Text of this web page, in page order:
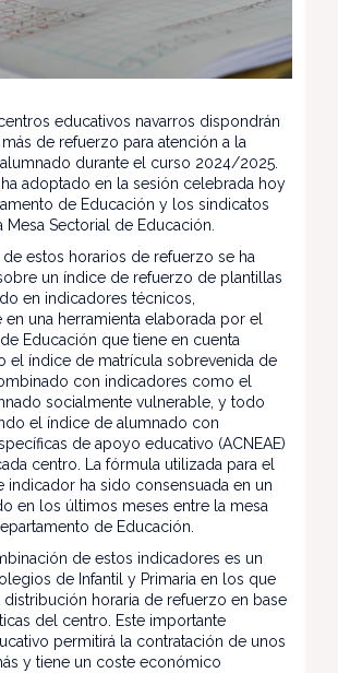
educativos navarros dispondrán
de refuerzo para atención a la
durante el curso 2024/2025.
ha adoptado en la sesión celebrada hoy
de Educación y los sindicatos
Mesa Sectorial de Educación.
de estos horarios de refuerzo se ha
un índice de refuerzo de plantillas
en indicadores técnicos,
una herramienta elaborada por el
Educación que tiene en cuenta
el índice de matrícula sobrevenida de
con indicadores como el
socialmente vulnerable, y todo
el índice de alumnado con
de apoyo educativo (ACNEAE)
centro. La fórmula utilizada para el
indicador ha sido consensuada en un
en los últimos meses entre la mesa
de Educación.
de estos indicadores es un
de Infantil y Primaria en los que
distribución horaria de refuerzo en base
del centro. Este importante
permitirá la contratación de unos
y tiene un coste económico